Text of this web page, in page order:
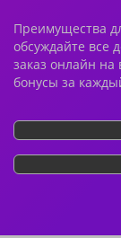
Преимущества
обсуждайте все
заказ онлайн на
бонусы за